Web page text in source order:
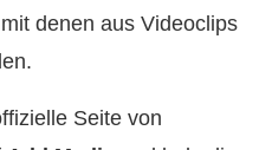
denen aus Videoclips
Seite von